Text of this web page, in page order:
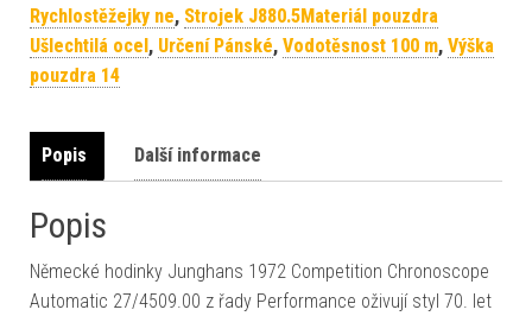
Rychlostěžejky ne, Strojek J880.5Materiál pouzdra
Ušlechtilá ocel , Určení Pánské, Vodotěsnost 100 m, Výška
pouzdra 14
Popis Další informace
Popis
Německé hodinky Junghans 1972 Competition Chronoscope
Automatic 27/4509.00 z řady Performance oživují styl 70. let